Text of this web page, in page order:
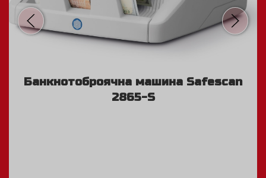
Банкнотоброячна машина Safescan
2865-S